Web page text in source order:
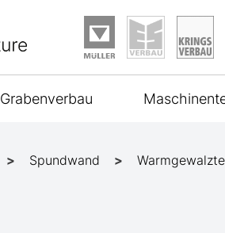
Grabenverbau
Spundwand